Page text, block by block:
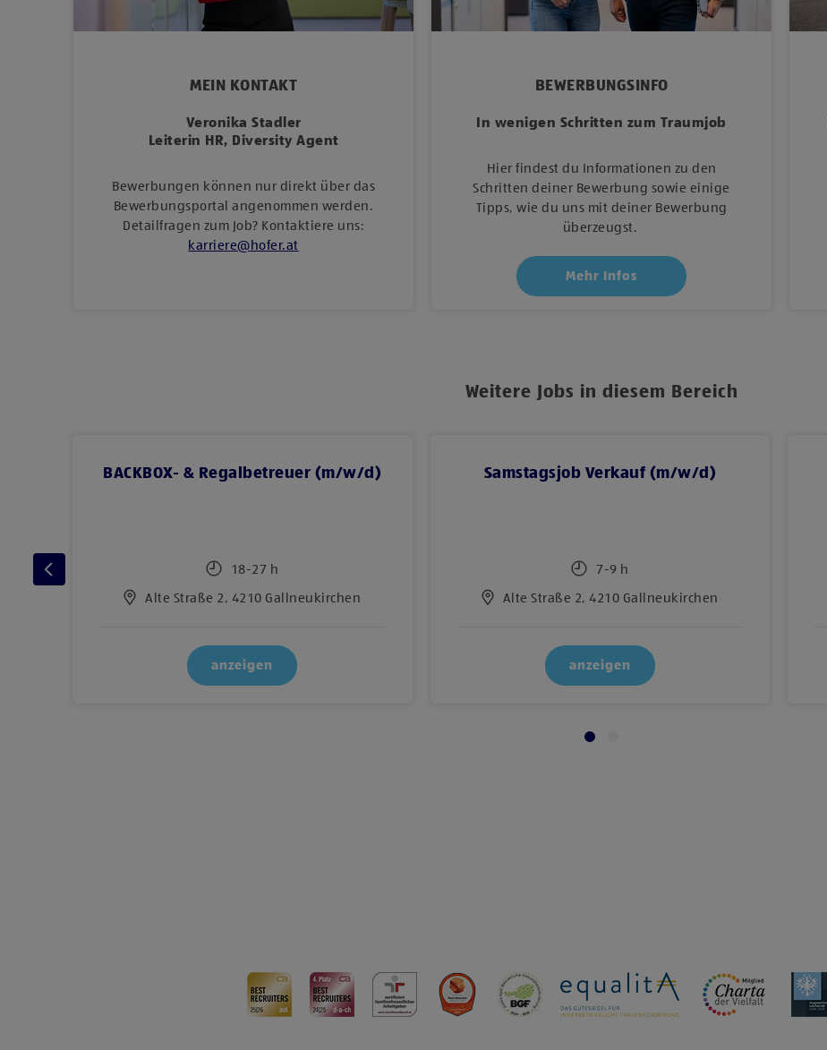
MEIN KONTAKT
Veronika Stadler
Leiterin HR, Diversity Agent
Bewerbungen können nur direkt über das
Bewerbungsportal angenommen werden.
Detailfragen zum Job? Kontaktiere uns:
karriere@ hofer.at
BEWERBUNGSINFO
In wenigen Schritten zum Traumjob
Hier findest du Informationen zu den
Schritten deiner Bewerbung sowie einige
Tipps, wie du uns mit deiner Bewerbung
überzeugst.
Mehr Infos
Weitere Jobs in diesem Bereich
BACKBOX- & Regalbetreuer (m/w/d)
18-27 h
Alte Straße 2, 4210 Gallneukirchen
anzeigen
Samstagsjob Verkauf (m/w/d)
7-9 h
Alte Straße 2, 4210 Gallneukirchen
anzeigen